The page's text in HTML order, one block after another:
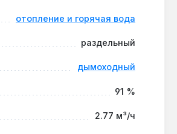
отопление и горячая вода
раздельный
дымоходный
91 %
2.77 м³/ч